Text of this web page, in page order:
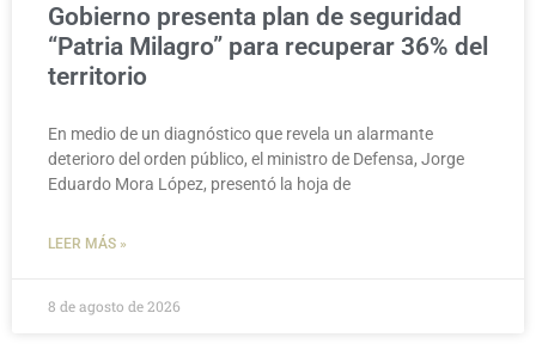
Gobierno presenta plan de seguridad
“Patria Milagro” para recuperar 36% del
territorio
En medio de un diagnóstico que revela un alarmante
deterioro del orden público, el ministro de Defensa, Jorge
Eduardo Mora López, presentó la hoja de
LEER MÁS »
8 de agosto de 2026